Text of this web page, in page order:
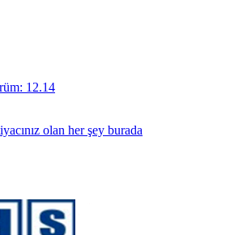
12.14
olan her şey burada